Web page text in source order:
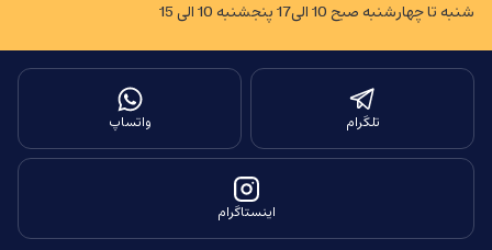
شنبه تا چهارشنبه صبح 10 الی17 پنجشنبه 10 الی 15
تلگرام واتساپ
اینستاگرام